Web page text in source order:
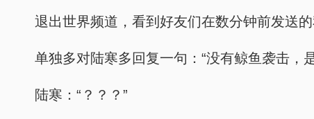
退出世界频道，看到好友们在数分钟前发送的
单独多对陆寒多回复一句：“没有鲸鱼袭击，
陆寒：“？？？”